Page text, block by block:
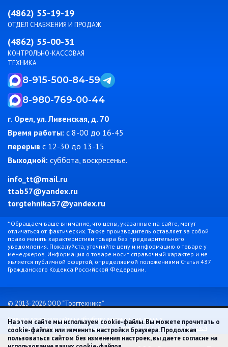
(4862) 55-19-19
ОТДЕЛ СНАБЖЕНИЯ И ПРОДАЖ
(4862) 55-00-31
КОНТРОЛЬНО-КАССОВАЯ
ТЕХНИКА
8-915-500-84-59
8-980-769-00-44
г. Орел, ул. Ливенская, д. 70
Время работы: c 8-00 до 16-45
перерыв с 12-30 до 13-15
Выходной: суббота, воскресенье.
info_tt@mail.ru
ttab57@yandex.ru
torgtehnika57@yandex.ru
* Обращаем ваше внимание, что цены, указанные на сайте, могут
отличаться от фактических. Также производитель оставляет за собой
право менять характеристики товара без предварительного
уведомления. Пожалуйста, уточняйте цену и информацию о товаре у
менеджеров. Информация о товаре носит справочный характер и не
является публичной офертой, определяемой положениями Статьи 437
Гражданского Кодекса Российской Федерации.
© 2013-2026 ООО “Торгтехника”
Согласие посетителя сайта на обработку персональных данных
Положение о порядке хранения и защиты персональных данных пользователей
На этом сайте мы используем cookie-файлы. Вы можете прочитать о
cookie-файлах или изменить настройки браузера. Продолжая
пользоваться сайтом без изменения настроек, вы даете согласие на